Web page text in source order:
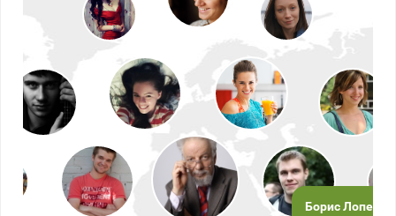
Борис Лопез